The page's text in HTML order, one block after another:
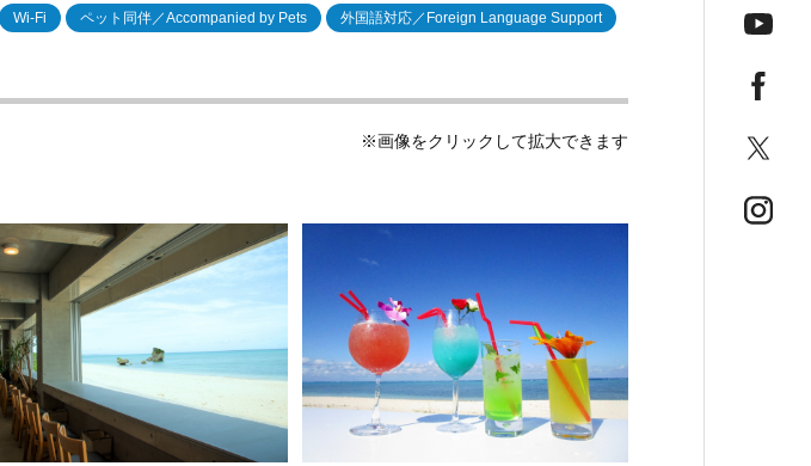
Wi-Fi ペット同伴／Accompanied by Pets 外国語対応／Foreign Language Support
※画像をクリックして拡大できます